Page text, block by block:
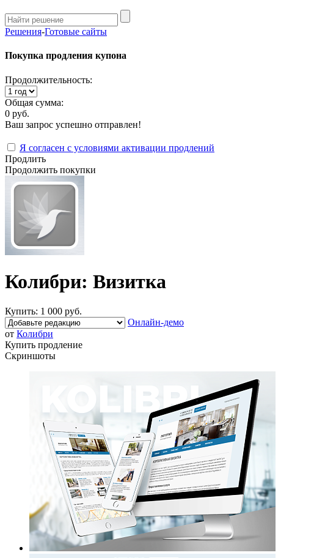
Решения-Готовые сайты
Покупка продления купона
Продолжительность:
Общая сумма:
0 руб.
Ваш запрос успешно отправлен!
Я согласен с условиями активации продлений
Продлить
Продолжить покупки
Колибри: Визитка
Купить: 1 000 руб.
Онлайн-демо
от Колибри
Купить продление
Скриншоты